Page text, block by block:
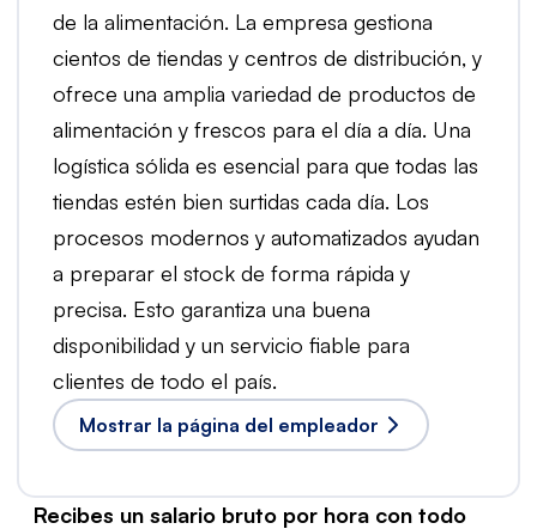
de la alimentación. La empresa gestiona
cientos de tiendas y centros de distribución, y
ofrece una amplia variedad de productos de
alimentación y frescos para el día a día. Una
logística sólida es esencial para que todas las
tiendas estén bien surtidas cada día. Los
procesos modernos y automatizados ayudan
a preparar el stock de forma rápida y
precisa. Esto garantiza una buena
disponibilidad y un servicio fiable para
clientes de todo el país.
Mostrar la página del empleador
Recibes un salario bruto por hora con todo